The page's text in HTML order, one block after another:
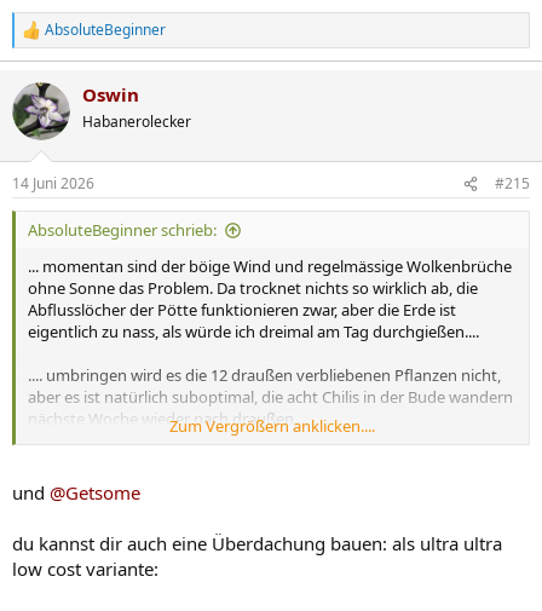
R
e
k
t
i
e
n
AbsoluteBeginner
Oswin
Habanerolecker
14 Juni 2026 #215
AbsoluteBeginner schrieb:
... momentan sind der böige Wind und regelmässige Wolkenbrüche
ohne Sonne das Problem. Da trocknet nichts so wirklich ab, die
Abflusslöcher der Pötte funktionieren zwar, aber die Erde ist
eigentlich zu nass, als würde ich dreimal am Tag durchgießen....
.... umbringen wird es die 12 draußen verbliebenen Pflanzen nicht,
aber es ist natürlich suboptimal, die acht Chilis in der Bude wandern
nächste Woche wieder nach draußen...
sind jetzt einige Tage....
Zum Vergrößern anklicken....
und @Getsome
du kannst dir auch eine Überdachung bauen: als ultra ultra
low cost variante: